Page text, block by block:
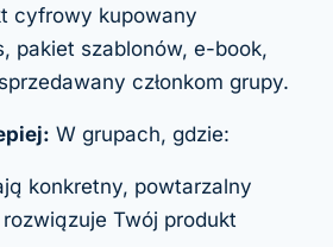
cyfrowy kupowany
pakiet szablonów, e-book,
członkom grupy.
W grupach, gdzie:
konkretny, powtarzalny
Twój produkt